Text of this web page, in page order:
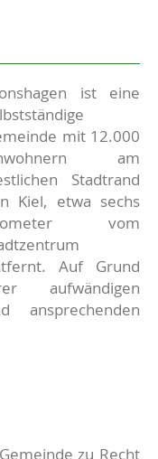
ist eine
mit 12.000
am
Stadtrand
Kiel, etwa sechs
vom
Auf Grund
aufwändigen
ansprechenden
zu Recht